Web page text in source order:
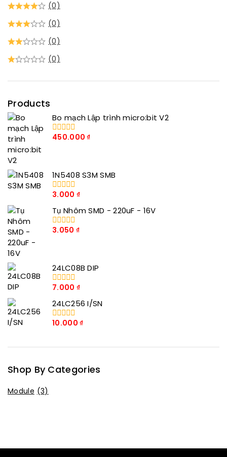
(0)
(0)
(0)
(0)
Products
Bo mạch Lập trình micro:bit V2
0
450.000₫
1N5408 S3M SMB
0
số
5
3.000 ₫
Tụ Nhôm SMD - 220uF - 16V
0
3.050 ₫
24LC08B DIP
0
số
5
7.000 ₫
24LC256 I/SN
0
5
10.000₫
Shop By Categories
Module (3)